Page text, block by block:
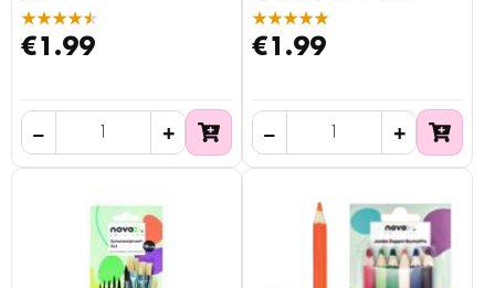
★★★★★
€1.99
Namensschilder, 12 Stück
★★★★★
€1.99